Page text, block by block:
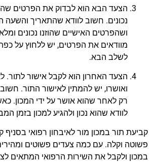
הצעד הבא הוא לבדוק את הפרטים
נכונים. חשוב לוודא שהתאריך והשעה
ושהפרטים האישיים שהוזנו נכונים
מוודאים את הפרטים, יש ללחוץ על
לשלב הבא.
הצעד האחרון הוא לקבל אישור לתור.
ואושרו, יש להמתין לאישור התור.
רק לאחר שהוא אושר על ידי המכון.
לוודא שהוא נכון ולהגיע למכון בזמן
קביעת תור במכון מור לאיבחון רפואי בסניף
פשוטה וקלה. עם כמה צעדים פשוטים
במכון ולקבל את השירות הרפואי המתאים